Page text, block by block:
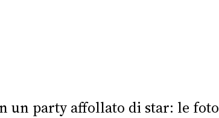
un party affollato di star: le foto